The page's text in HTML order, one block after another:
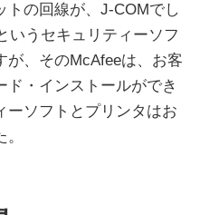
トの回線が、J-COMでし
うセキュリティーソフ
が、そのMcAfeeは、お客
・インストールができ
ーソフトとプリンタはお